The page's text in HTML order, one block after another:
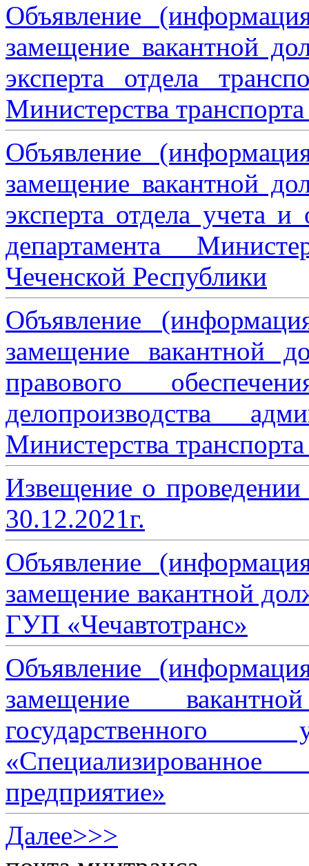
Объявление
замещение вакантной
эксперта отдела
Министерства
Объявление
замещение вакантной
эксперта отдела учета и
департамента
Чеченской Республики
Объявление
замещение вакантной
правового
делопроизводства
Министерства
Извещение о
30.12.2021г.
Объявление
замещение вакантной
ГУП «Чечавтотранс»
Объявление
замещение
государственного
«Специализированное
предприятие»
Далее>>>